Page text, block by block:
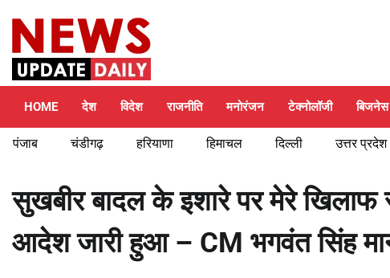
content
HOME देश विदेश राजनीति मनोरंजन टेक्नोलॉजी बिजनेस
पंजाब चंडीगढ़ हरियाणा हिमाचल दिल्ली उत्तर प्रदेश
सुखबीर बादल के इशारे पर मेरे खिलाफ
आदेश जारी हुआ – CM भगवंत सिंह